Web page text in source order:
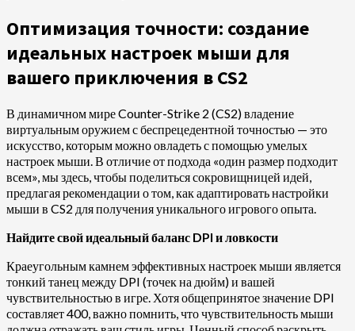
Оптимизация точности: создание
идеальных настроек мыши для
вашего приключения в CS2
В динамичном мире Counter-Strike 2 (CS2) владение
виртуальным оружием с беспрецедентной точностью — это
искусство, которым можно овладеть с помощью умелых
настроек мыши. В отличие от подхода «один размер подходит
всем», мы здесь, чтобы поделиться сокровищницей идей,
предлагая рекомендации о том, как адаптировать настройки
мыши в CS2 для получения уникального игрового опыта.
Найдите свой идеальный баланс DPI и ловкости
Краеугольным камнем эффективных настроек мыши является
тонкий танец между DPI (точек на дюйм) и вашей
чувствительностью в игре. Хотя общепринятое значение DPI
составляет 400, важно помнить, что чувствительность мыши